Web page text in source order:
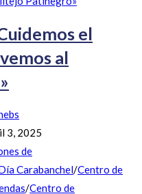
el
al
3, 2025
de
Carabanchel/Centro de
/Centro de